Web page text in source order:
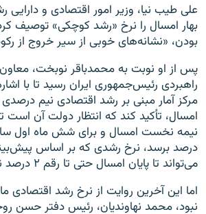
علی طیب نیا، وزیر امور اقتصادی و دارایی
بهار امسال را نرخ «رشد کوچکی» توصیف
بودن، «نشانه‌های خوبی از سیر خروج از
پس از او نوبت به محمدباقر نوبخت، معاون
راهبردی رئیس‌جمهوری ایران رسید تا با
مرکز آمار مبنی بر رشد اقتصادی نیم
امسال، تأکید کند که انتظار دولت آن است
نیمه نخست امسال و برای شش ماه اول
درصد برسد، نرخ رشدی که بر اساس
می‌تواند تا پایان امسال حتی تا رقم ۲ درصد نیز برسد.
اما این آخرین روایت از نرخ رشد
نبود، محمد نهاوندیان، رئیس دفتر حسن